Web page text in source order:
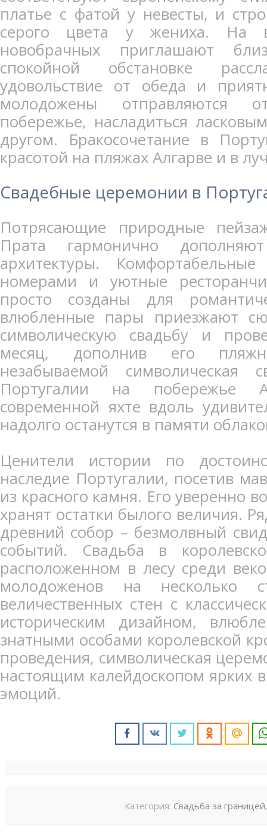
платье с фатой у невесты, и
серого цвета у жениха. На
новобрачных приглашают
спокойной обстановке
удовольствие от обеда и
молодожены отправляются
побережье, насладиться
другом. Бракосочетание в
красотой на пляжах Алгарве и в
Свадебные церемонии в
Потрясающие природные
Прата гармонично
архитектуры.
номерами и уютные
просто созданы для
влюбленные пары приезжают
символическую свадьбу и
месяц, дополнив его
незабываемой символическая
Португалии на побережье
современной яхте вдоль
надолго останутся в памяти
Ценители истории по
наследие Португалии, посетив
из красного камня. Его уверенно
хранят остатки былого величия.
древний собор – безмолвный
событий. Свадьба в
расположенном в лесу среди
молодоженов на несколько
величественных стен с
историческим дизайном,
знатными особами королевской
проведения, символическая
настоящим калейдоскопом ярких
эмоций.
Категория: Свадьба за границей